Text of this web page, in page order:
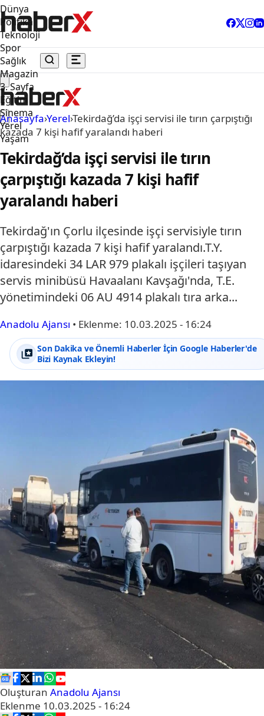
Dünya
Politika
Teknoloji
Spor
Sağlık
Magazin
3. Sayfa
Eğitim
Sinema
Yerel
Yaşam
Anasayfa›Yerel›Tekirdağ’da işçi servisi ile tırın çarpıştığı
kazada 7 kişi hafif yaralandı haberi
Tekirdağ’da işçi servisi ile tırın
çarpıştığı kazada 7 kişi hafif
yaralandı haberi
Tekirdağ'ın Çorlu ilçesinde işçi servisiyle tırın
çarpıştığı kazada 7 kişi hafif yaralandı.T.Y.
idaresindeki 34 LAR 979 plakalı işçileri taşıyan
servis minibüsü Havaalanı Kavşağı'nda, T.E.
yönetimindeki 06 AU 4914 plakalı tıra arka...
Anadolu Ajansı • Eklenme: 10.03.2025 - 16:24
Son Dakika ve Önemli Haberler İçin Google Haberler'de
Bizi Kaynak Ekleyin!
Oluşturan Anadolu Ajansı
Eklenme 10.03.2025 - 16:24